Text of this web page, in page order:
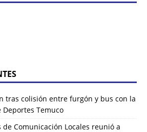
tras colisión entre furgón y bus con la
Temuco
Comunicación Locales reunió a